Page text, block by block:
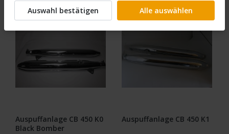
Auspuffanlage CB 450 K0
Black Bomber
Auspuffanlage CB 450 K1
Auswahl bestätigen Alle auswählen